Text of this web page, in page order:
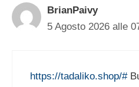
BrianPaivy
5 Agosto 2026 alle
https://tadaliko.shop/#